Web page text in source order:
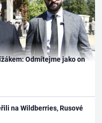
Odmítejme jako on
na Wildberries, Rusové